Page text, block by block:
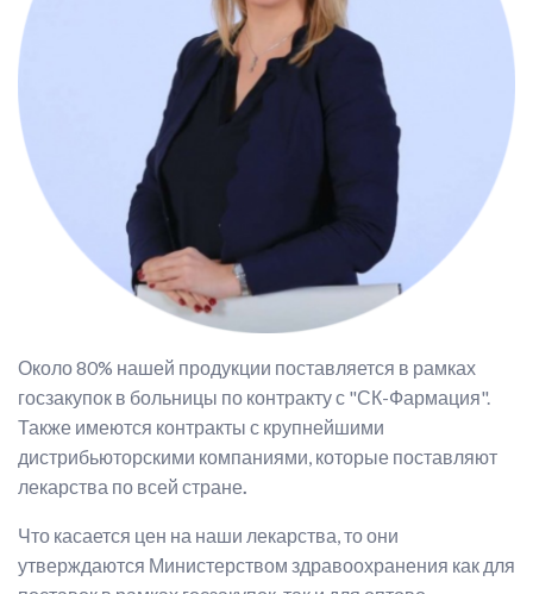
Около 80% нашей продукции поставляется в рамках
госзакупок в больницы по контракту с "СК-Фармация".
Также имеются контракты с крупнейшими
дистрибьюторскими компаниями, которые поставляют
лекарства по всей стране.
Что касается цен на наши лекарства, то они
утверждаются Министерством здравоохранения как для